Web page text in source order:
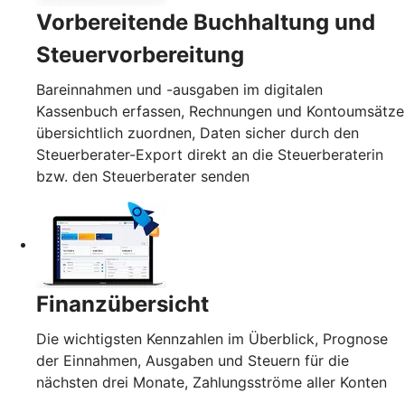
Vorbereitende Buchhaltung und
Steuervorbereitung
Bareinnahmen und -ausgaben im digitalen
Kassenbuch erfassen, Rechnungen und Kontoumsätze
übersichtlich zuordnen, Daten sicher durch den
Steuerberater-Export direkt an die Steuerberaterin
bzw. den Steuerberater senden
Finanzübersicht
Die wichtigsten Kennzahlen im Überblick, Prognose
der Einnahmen, Ausgaben und Steuern für die
nächsten drei Monate, Zahlungsströme aller Konten